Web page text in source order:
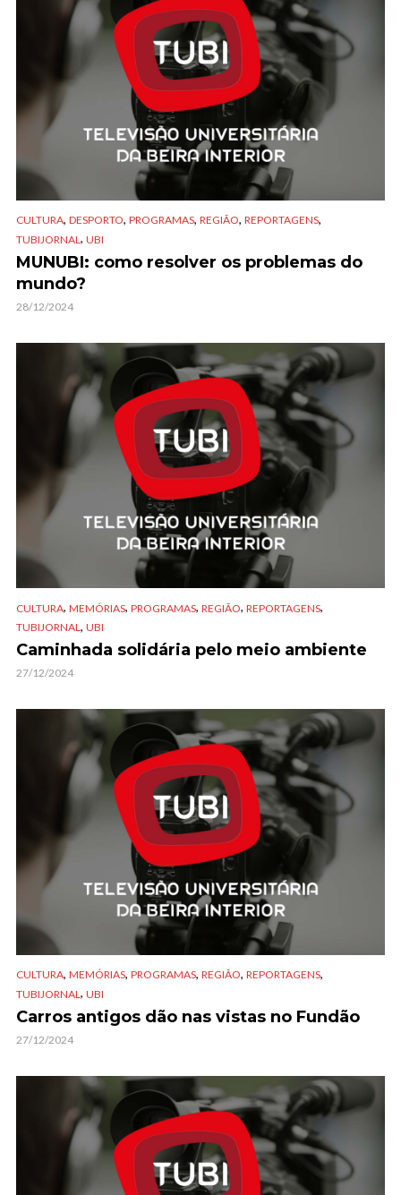
CULTURA, DESPORTO, PROGRAMAS, REGIÃO, REPORTAGENS,
TUBIJORNAL , UBI
MUNUBI: como resolver os problemas do
mundo?
28/12/2024
CULTURA, MEMÓRIAS, PROGRAMAS, REGIÃO, REPORTAGENS,
TUBIJORNAL, UBI
Caminhada solidária pelo meio ambiente
27/12/2024
CULTURA, MEMÓRIAS, PROGRAMAS, REGIÃO, REPORTAGENS,
TUBIJORNAL , UBI
Carros antigos dão nas vistas no Fundão
27/12/2024